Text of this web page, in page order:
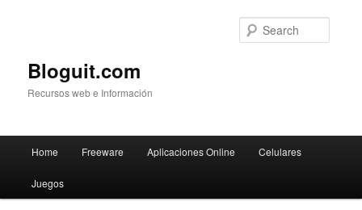
Bloguit.com
Recursos web e Información
Skip
to
Home Freeware Aplicaciones Online Celulares
Juegos